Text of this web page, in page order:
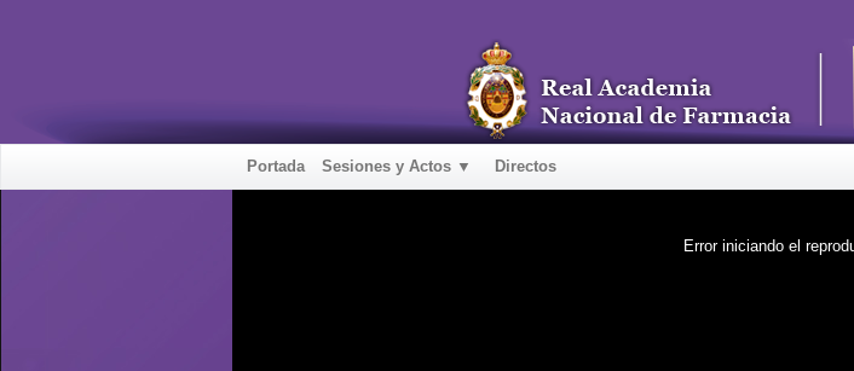
Portada Sesiones y Actos ▼ Directos
Error iniciando el